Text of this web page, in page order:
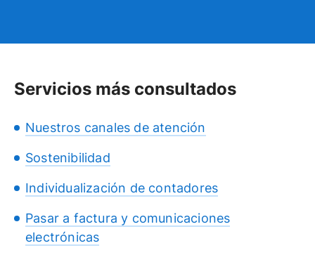
Servicios más consultados
Nuestros canales de atención
Sostenibilidad
Individualización de contadores
Pasar a factura y comunicaciones
electrónicas